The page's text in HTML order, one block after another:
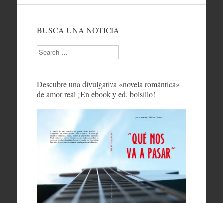
BUSCA UNA NOTICIA
Search
Descubre una divulgativa «novela romántica»
de amor real ¡En ebook y ed. bolsillo!